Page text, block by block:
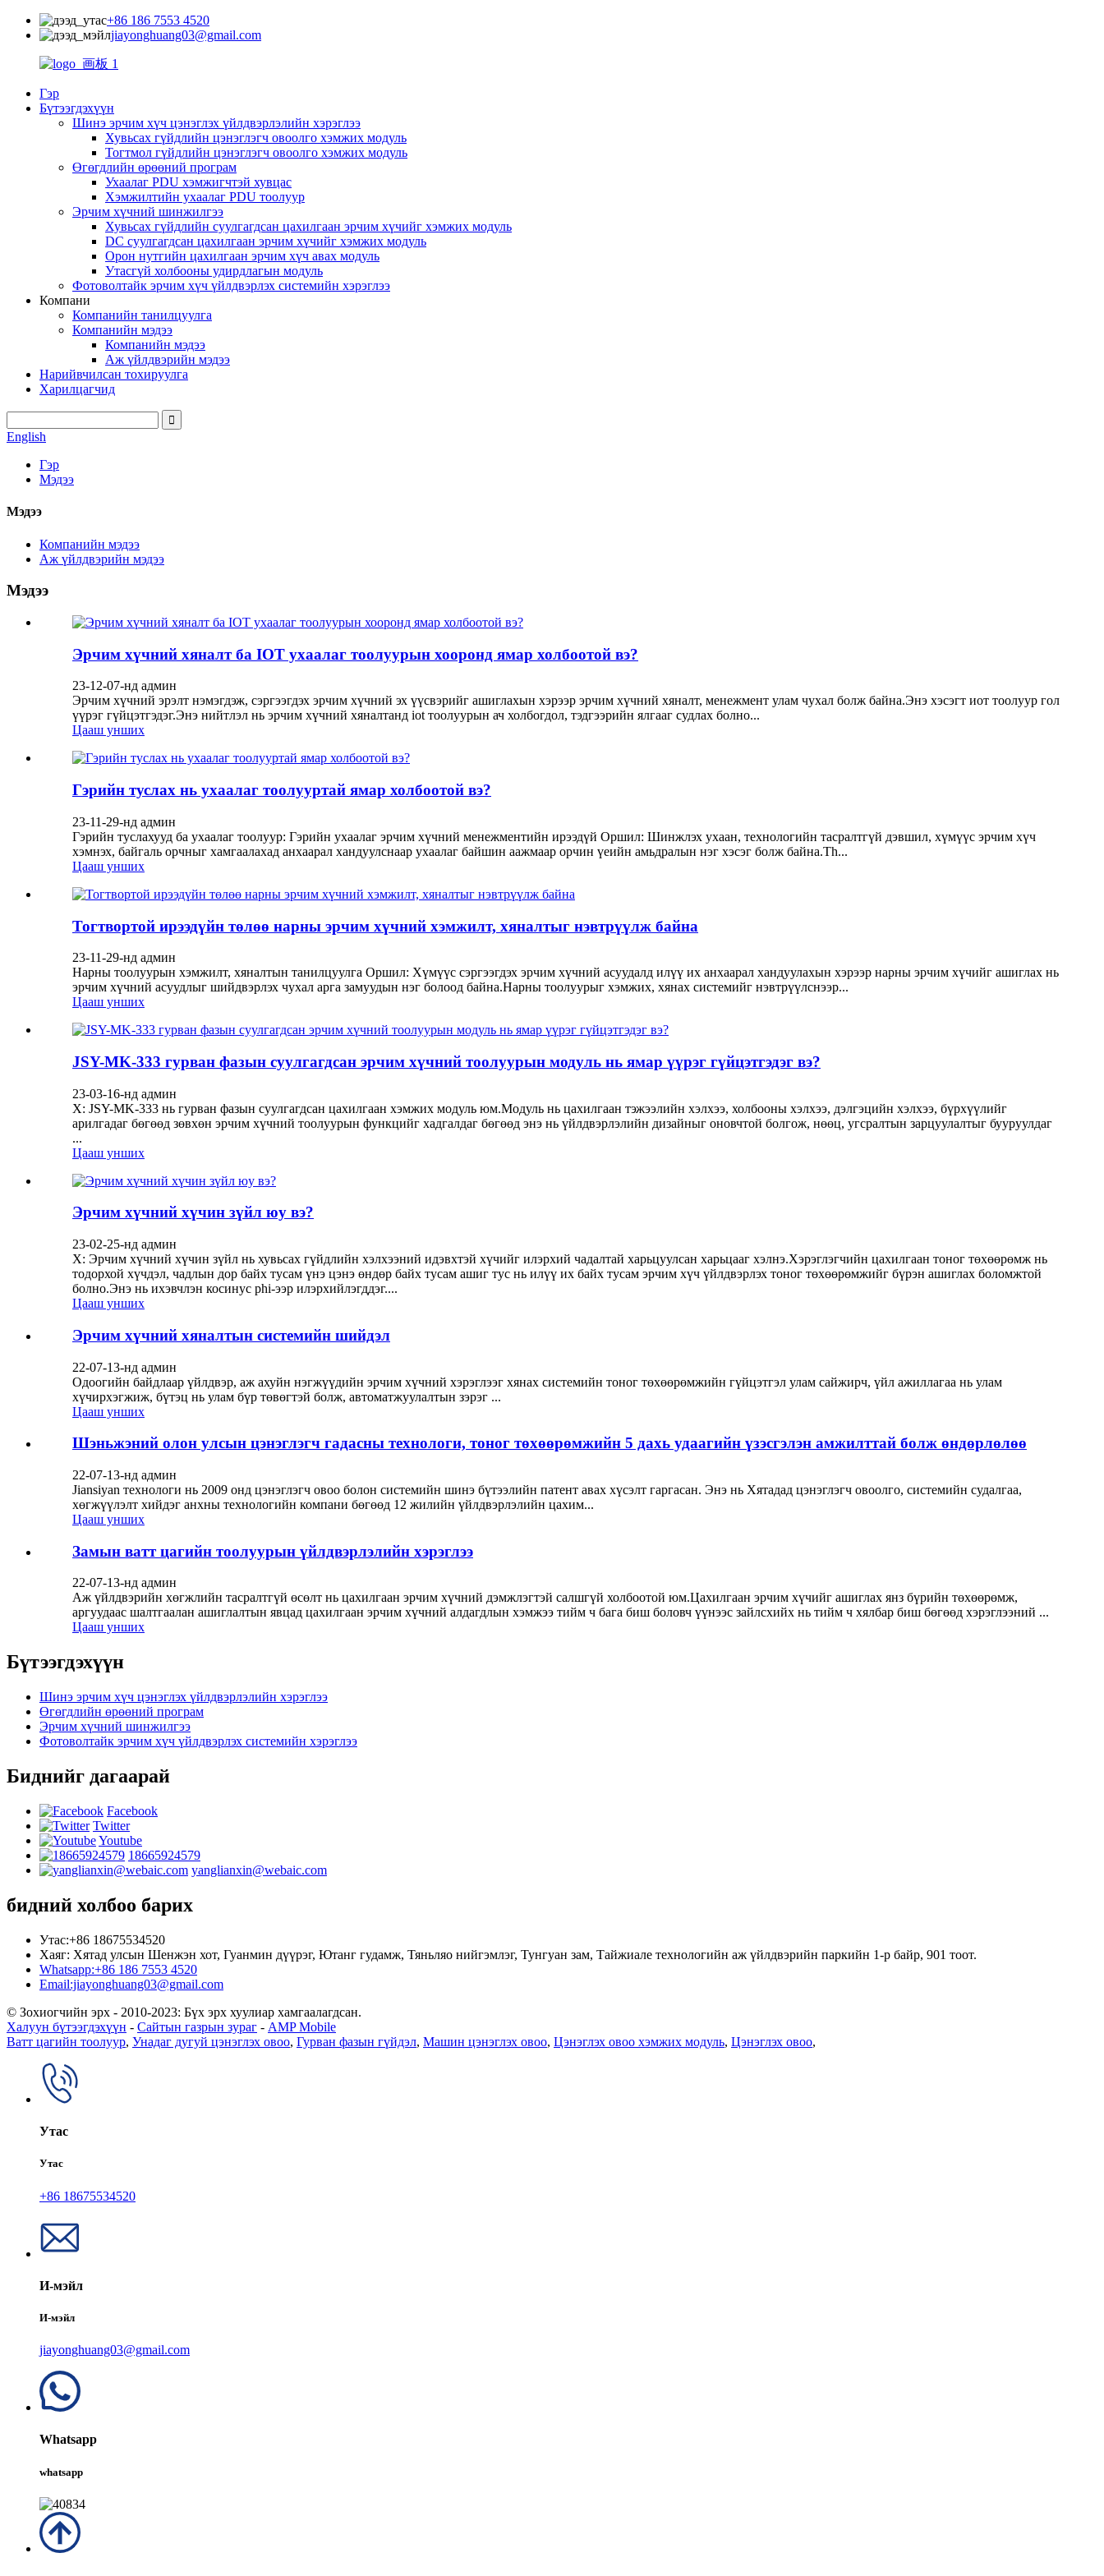
+86 186 7553 4520
jiayonghuang03@gmail.com
Гэр
Бүтээгдэхүүн
Шинэ эрчим хүч цэнэглэх үйлдвэрлэлийн хэрэглээ
Хувьсах гүйдлийн цэнэглэгч овоолго хэмжих модуль
Тогтмол гүйдлийн цэнэглэгч овоолго хэмжих модуль
Өгөгдлийн өрөөний програм
Ухаалаг PDU хэмжигчтэй хувцас
Хэмжилтийн ухаалаг PDU тоолуур
Эрчим хүчний шинжилгээ
Хувьсах гүйдлийн суулгагдсан цахилгаан эрчим хүчийг хэмжих модуль
DC суулгагдсан цахилгаан эрчим хүчийг хэмжих модуль
Орон нутгийн цахилгаан эрчим хүч авах модуль
Утасгүй холбооны удирдлагын модуль
Фотоволтайк эрчим хүч үйлдвэрлэх системийн хэрэглээ
Компани
Компанийн танилцуулга
Компанийн мэдээ
Компанийн мэдээ
Аж үйлдвэрийн мэдээ
Нарийвчилсан тохируулга
Харилцагчид
English
Гэр
Мэдээ
Мэдээ
Компанийн мэдээ
Аж үйлдвэрийн мэдээ
Мэдээ
Эрчим хүчний хяналт ба IOT ухаалаг тоолуурын хооронд ямар холбоотой вэ?
23-12-07-нд админ
Эрчим хүчний эрэлт нэмэгдэж, сэргээгдэх эрчим хүчний эх үүсвэрийг ашиглахын хэрээр эрчим хүчний хяналт, менежмент улам чухал болж байна.Энэ хэсэгт иот тоолуур гол
үүрэг гүйцэтгэдэг.Энэ нийтлэл нь эрчим хүчний хяналтанд iot тоолуурын ач холбогдол, тэдгээрийн ялгааг судлах болно...
Цааш унших
Гэрийн туслах нь ухаалаг тоолууртай ямар холбоотой вэ?
23-11-29-нд админ
Гэрийн туслахууд ба ухаалаг тоолуур: Гэрийн ухаалаг эрчим хүчний менежментийн ирээдүй Оршил: Шинжлэх ухаан, технологийн тасралтгүй дэвшил, хүмүүс эрчим хүч
хэмнэх, байгаль орчныг хамгаалахад анхаарал хандуулснаар ухаалаг байшин аажмаар орчин үеийн амьдралын нэг хэсэг болж байна.Th...
Цааш унших
Тогтвортой ирээдүйн төлөө нарны эрчим хүчний хэмжилт, хяналтыг нэвтрүүлж байна
23-11-29-нд админ
Нарны тоолуурын хэмжилт, хяналтын танилцуулга Оршил: Хүмүүс сэргээгдэх эрчим хүчний асуудалд илүү их анхаарал хандуулахын хэрээр нарны эрчим хүчийг ашиглах нь
эрчим хүчний асуудлыг шийдвэрлэх чухал арга замуудын нэг болоод байна.Нарны тоолуурыг хэмжих, хянах системийг нэвтрүүлснээр...
Цааш унших
JSY-MK-333 гурван фазын суулгагдсан эрчим хүчний тоолуурын модуль нь ямар үүрэг гүйцэтгэдэг вэ?
23-03-16-нд админ
Х: JSY-MK-333 нь гурван фазын суулгагдсан цахилгаан хэмжих модуль юм.Модуль нь цахилгаан тэжээлийн хэлхээ, холбооны хэлхээ, дэлгэцийн хэлхээ, бүрхүүлийг
арилгадаг бөгөөд зөвхөн эрчим хүчний тоолуурын функцийг хадгалдаг бөгөөд энэ нь үйлдвэрлэлийн дизайныг оновчтой болгож, нөөц, угсралтын зарцуулалтыг бууруулдаг
...
Цааш унших
Эрчим хүчний хүчин зүйл юу вэ?
23-02-25-нд админ
Х: Эрчим хүчний хүчин зүйл нь хувьсах гүйдлийн хэлхээний идэвхтэй хүчийг илэрхий чадалтай харьцуулсан харьцааг хэлнэ.Хэрэглэгчийн цахилгаан тоног төхөөрөмж нь
тодорхой хүчдэл, чадлын дор байх тусам үнэ цэнэ өндөр байх тусам ашиг тус нь илүү их байх тусам эрчим хүч үйлдвэрлэх тоног төхөөрөмжийг бүрэн ашиглах боломжтой
болно.Энэ нь ихэвчлэн косинус phi-ээр илэрхийлэгддэг....
Цааш унших
Эрчим хүчний хяналтын системийн шийдэл
22-07-13-нд админ
Одоогийн байдлаар үйлдвэр, аж ахуйн нэгжүүдийн эрчим хүчний хэрэглээг хянах системийн тоног төхөөрөмжийн гүйцэтгэл улам сайжирч, үйл ажиллагаа нь улам
хүчирхэгжиж, бүтэц нь улам бүр төвөгтэй болж, автоматжуулалтын зэрэг ...
Цааш унших
Шэньжэний олон улсын цэнэглэгч гадасны технологи, тоног төхөөрөмжийн 5 дахь удаагийн үзэсгэлэн амжилттай болж өндөрлөлөө
22-07-13-нд админ
Jiansiyan технологи нь 2009 онд цэнэглэгч овоо болон системийн шинэ бүтээлийн патент авах хүсэлт гаргасан. Энэ нь Хятадад цэнэглэгч овоолго, системийн судалгаа,
хөгжүүлэлт хийдэг анхны технологийн компани бөгөөд 12 жилийн үйлдвэрлэлийн цахим...
Цааш унших
Замын ватт цагийн тоолуурын үйлдвэрлэлийн хэрэглээ
22-07-13-нд админ
Аж үйлдвэрийн хөгжлийн тасралтгүй өсөлт нь цахилгаан эрчим хүчний дэмжлэгтэй салшгүй холбоотой юм.Цахилгаан эрчим хүчийг ашиглах янз бүрийн төхөөрөмж,
аргуудаас шалтгаалан ашиглалтын явцад цахилгаан эрчим хүчний алдагдлын хэмжээ тийм ч бага биш боловч үүнээс зайлсхийх нь тийм ч хялбар биш бөгөөд хэрэглээний ...
Цааш унших
Бүтээгдэхүүн
Шинэ эрчим хүч цэнэглэх үйлдвэрлэлийн хэрэглээ
Өгөгдлийн өрөөний програм
Эрчим хүчний шинжилгээ
Фотоволтайк эрчим хүч үйлдвэрлэх системийн хэрэглээ
Биднийг дагаарай
Facebook
Twitter
Youtube
18665924579
yanglianxin@webaic.com
бидний холбоо барих
Утас:+86 18675534520
Хаяг: Хятад улсын Шенжэн хот, Гуанмин дүүрэг, Ютанг гудамж, Тяньляо нийгэмлэг, Тунгуан зам, Тайжиале технологийн аж үйлдвэрийн паркийн 1-р байр, 901 тоот.
Whatsapp:+86 186 7553 4520
Email:jiayonghuang03@gmail.com
© Зохиогчийн эрх - 2010-2023: Бүх эрх хуулиар хамгаалагдсан.
Халуун бүтээгдэхүүн - Сайтын газрын зураг - AMP Mobile
Ватт цагийн тоолуур, Унадаг дугуй цэнэглэх овоо, Гурван фазын гүйдэл, Машин цэнэглэх овоо, Цэнэглэх овоо хэмжих модуль, Цэнэглэх овоо,
Утас
Утас
+86 18675534520
И-мэйл
И-мэйл
jiayonghuang03@gmail.com
Whatsapp
whatsapp